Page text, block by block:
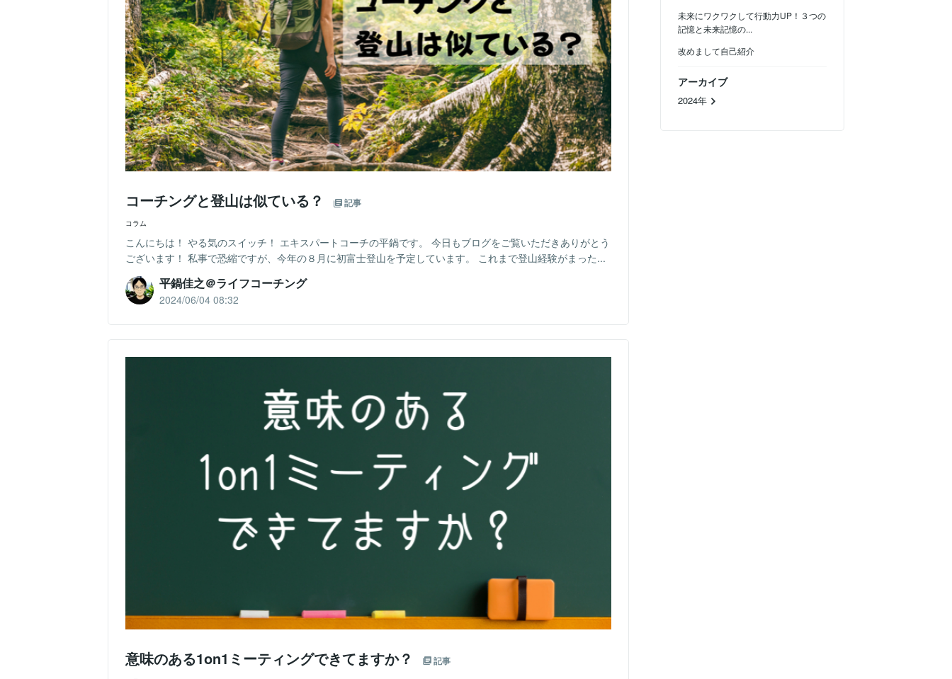
未来にワクワクして行動力UP！３つの
記憶と未来記憶の...
改めまして自己紹介
アーカイブ
2024年
コーチングと登山は似ている？ 記事
コラム
こんにちは！ やる気のスイッチ！ エキスパートコーチの平鍋です。 今日もブログをご覧いただきありがとう
ございます！ 私事で恐縮ですが、今年の８月に初富士登山を予定しています。 これまで登山経験がまった...
平鍋佳之＠ライフコーチング
2024/06/04 08:32
意味のある1on1ミーティングできてますか？ 記事